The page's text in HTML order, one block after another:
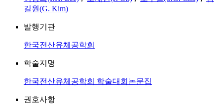
길원(G. Kim)
발행기관
한국전산유체공학회
학술지명
한국전산유체공학회 학술대회논문집
권호사항